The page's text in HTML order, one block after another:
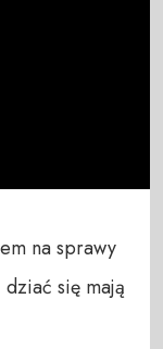
na sprawy
się mają